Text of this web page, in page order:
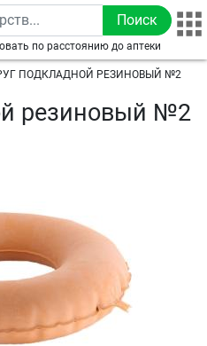
по расстоянию до аптеки
ПОДКЛАДНОЙ РЕЗИНОВЫЙ №2
резиновый №2